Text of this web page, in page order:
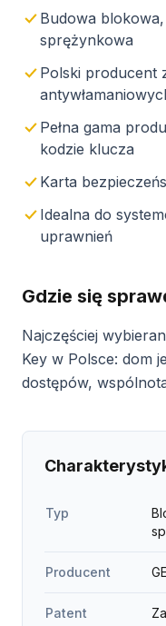
Budowa
sprężynkowa
Polski producent
Pełna gama
kodzie klucza
Karta
Idealna do
uprawnień
Gdzie się
Najczęściej
Key w Polsce: dom
dostępów,
Typ
Producent
Patent